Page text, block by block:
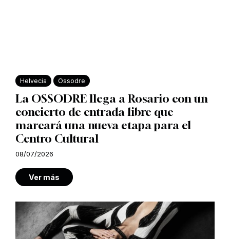
Helvecia Ossodre
La OSSODRE llega a Rosario con un
concierto de entrada libre que
marcará una nueva etapa para el
Centro Cultural
08/07/2026
Ver más